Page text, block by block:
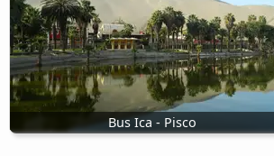
Bus Ica - Pisco